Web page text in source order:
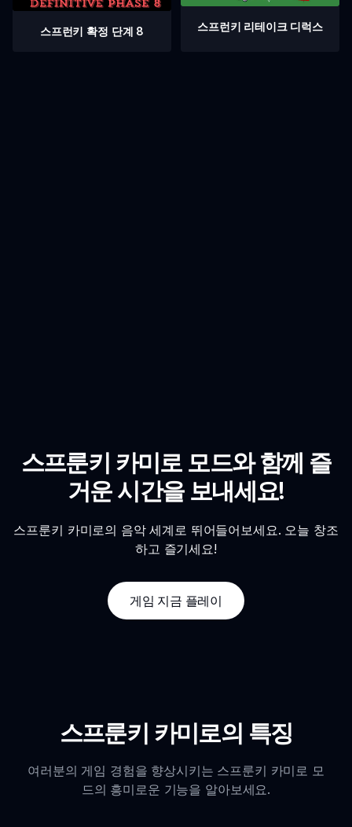
스프런키 확정 단계 8 스프런키 리테이크 디럭스
스프룬키 카미로 모드와 함께 즐
거운 시간을 보내세요!
스프룬키 카미로의 음악 세계로 뛰어들어보세요. 오늘 창조
하고 즐기세요!
게임 지금 플레이
스프룬키 카미로의 특징
여러분의 게임 경험을 향상시키는 스프룬키 카미로 모
드의 흥미로운 기능을 알아보세요.